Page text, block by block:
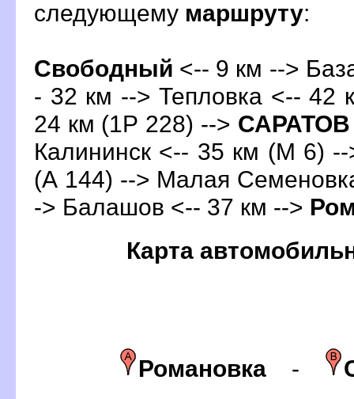
следующему маршруту:
Свободный <-- 9 км -->
- 32 км --> Тепловка <-- 42
24 км (1Р 228) --> САРАТО
Калининск <-- 35 км (М 6)
(А 144) --> Малая
-> Балашо <-- 37 км -->
Карта
Романовка-